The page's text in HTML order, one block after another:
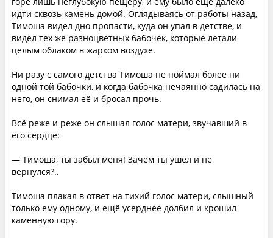
идти сквозь камень домой. Оглядываясь от работы назад,
Тимоша видел дно пропасти, куда он упал в детстве, и
видел тех же разноцветных бабочек, которые летали
целым облаком в жарком воздухе.
Ни разу с самого детства Тимоша не поймал более ни
одной той бабочки, и когда бабочка нечаянно садилась на
него, он снимал её и бросал прочь.
Всё реже и реже он слышал голос матери, звучавший в
его сердце:
— Тимоша, ты забыл меня! Зачем ты ушёл и не
вернулся?..
Тимоша плакал в ответ на тихий голос матери, слышный
только ему одному, и ещё усерднее долбил и крошил
каменную гору.